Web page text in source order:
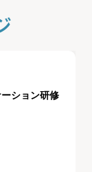
ション研修